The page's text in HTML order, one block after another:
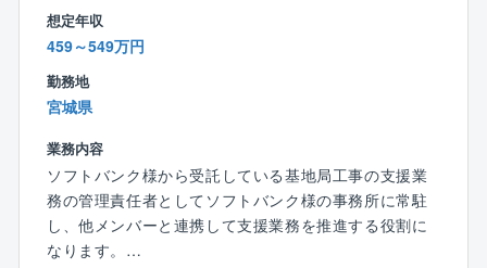
がら成長を支援します。
計画的な休日出勤。平日に振休取得。
ーやデータセンターの建設プロジェクトを牽引する役
割を担っており、さらなる事業成長に向けて対応エリ
アの拡張なども検討しています。
入社後は管理職候補として、工事品質の向上や将来の
いただきます。全国拠点の施工マネジメントを通じ
て、同社のさらなる飛躍をリードしていただくことが
ミッションです。
【部門概要】
想定年収
459～549万円
勤務地
宮城県
業務内容
ソフトバンク様から受託している基地局工事の支援業
務の管理責任者としてソフトバンク様の事務所に常駐
し、他メンバーと連携して支援業務を推進する役割に
なります。